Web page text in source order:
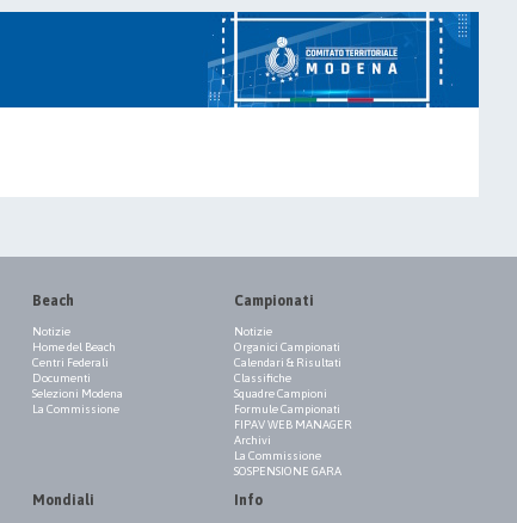
Beach
Notizie
Home del Beach
Centri Federali
Documenti
Selezioni Modena
La Commissione
Campionati
Notizie
Organici Campionati
Calendari & Risultati
Classifiche
Squadre Campioni
Formule Campionati
FIPAV WEB MANAGER
Archivi
La Commissione
SOSPENSIONE GARA
Mondiali Info